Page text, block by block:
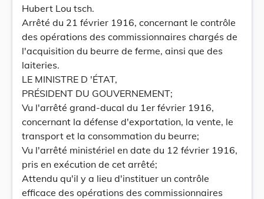
Hubert Lou tsch.
Arrêté du 21 février 1916, concernant le contrôle
des opérations des commissionnaires chargés de
l'acquisition du beurre de ferme, ainsi que des
laiteries.
LE MINISTRE D 'ÉTAT,
PRÉSIDENT DU GOUVERNEMENT;
Vu l'arrêté grand-ducal du 1er février 1916,
concernant la défense d'exportation, la vente, le
transport et la consommation du beurre;
Vu l'arrêté ministériel en date du 12 février 1916,
pris en exécution de cet arrêté;
Attendu qu'il y a lieu d'instituer un contrôle
efficace des opérations des commissionnaires